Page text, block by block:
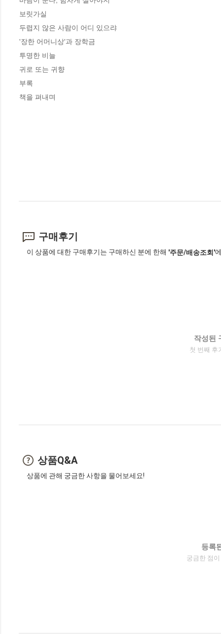
보릿가실
두렵지 않은 사람이 어디 있으랴
'장한 어머니상'과 장학금
투명한 비늘
귀로 또는 귀향
부록
책을 펴내며
구매후기
이 상품에 대한 구매후기는 구매하신 분에 한해 '주문/배송조회'
작성된
첫 번째 후
상품Q&A
상품에 관해 궁금한 사항을 물어보세요!
등록
궁금한 점